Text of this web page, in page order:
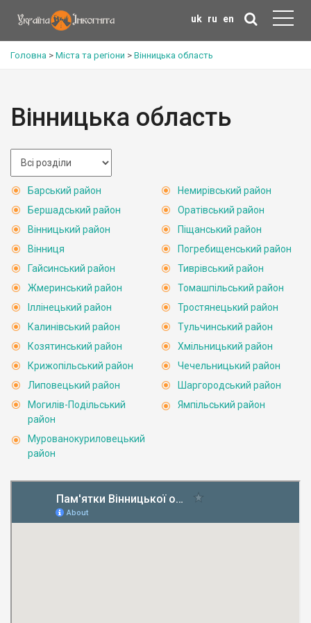
uk ru en
Головна > Міста та регіони > Вінницька область
Вінницька область
Барський район
Бершадський район
Вінницький район
Вінниця
Гайсинський район
Жмеринський район
Іллінецький район
Калинівський район
Козятинський район
Крижопільський район
Липовецький район
Могилів-Подільський
район
Мурованокуриловецький
район
Немирівський район
Оратівський район
Піщанський район
Погребищенський район
Тиврівський район
Томашпільський район
Тростянецький район
Тульчинський район
Хмільницький район
Чечельницький район
Шаргородський район
Ямпільський район